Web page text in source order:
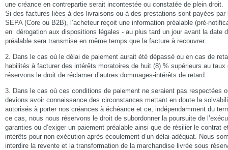
une créance en contrepartie serait incontestée ou constatée de plein droit.
Si des factures liées à des livraisons ou à des prestations sont payées
SEPA (Core ou B2B), l’acheteur reçoit une information préalable (pré-
en dérogation aux dispositions légales - au plus tard un jour avant la date
préalable sera transmise en même temps que la facture à recouvrer.
2. Dans le cas où le délai de paiement aurait été dépassé ou en cas de
habilités à facturer des intérêts moratoires de huit (8) % supérieurs au taux
réservons le droit de réclamer d’autres dommages-intérêts de retard.
3. Dans le cas où ces conditions de paiement ne seraient pas respectées
devions avoir connaissance des circonstances mettant en doute la
autorisés à porter nos créances à échéance et ce, indépendamment du
ce cas, nous nous réservons le droit de subordonner la poursuite de
garanties ou d’exiger un paiement préalable ainsi que de résilier le contrat
intérêts pour non exécution après écoulement d’un délai adéquat. Nous
interdire la revente et la transformation de la marchandise livrée sous